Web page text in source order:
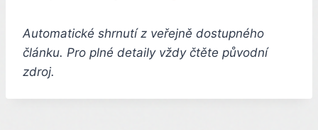
Automatické shrnutí z veřejně dostupného
článku. Pro plné detaily vždy čtěte původní
zdroj.